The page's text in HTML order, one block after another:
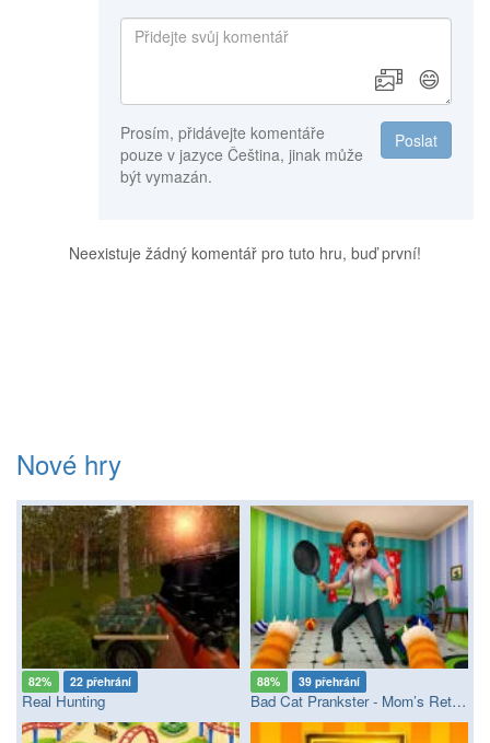
😄
Poslat
Prosím, přidávejte komentáře
pouze v jazyce Čeština, jinak může
být vymazán.
Neexistuje žádný komentář pro tuto hru, buď první!
Nové hry
82% 22 přehrání
Real Hunting
88% 39 přehrání
Bad Cat Prankster - Mom’s Return